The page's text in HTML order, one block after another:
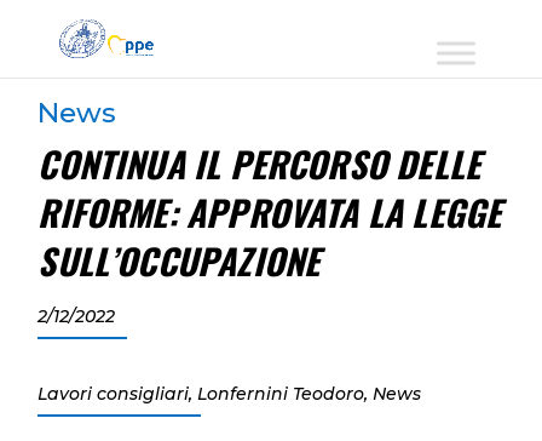
News
CONTINUA IL PERCORSO DELLE
RIFORME: APPROVATA LA LEGGE
SULL’OCCUPAZIONE
2/12/2022
Lavori consigliari,Lonfernini Teodoro,News